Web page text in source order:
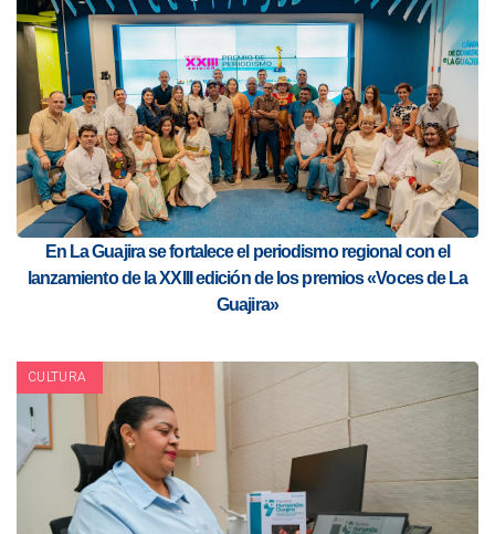
En La Guajira se fortalece el periodismo regional con el
lanzamiento de la XXIII edición de los premios «Voces de La
Guajira»
CULTURA